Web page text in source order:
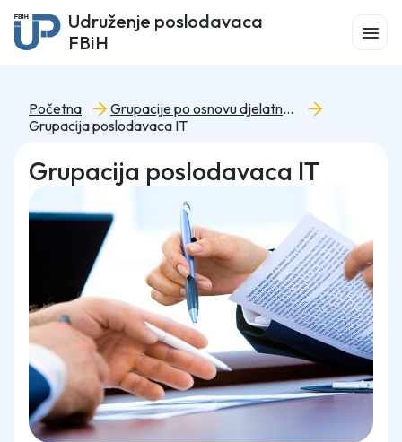
Udruženje poslodavaca
FBiH
Početna
Grupacije po osnovu djelatnosti
Grupacija poslodavaca IT
Grupacija poslodavaca IT